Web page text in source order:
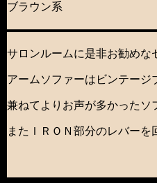
ブラウン系
サロンルームに是非お勧めな
アームソファーはビンテー
兼ねてよりお声が多かったソ
またＩＲＯＮ部分のレバーを